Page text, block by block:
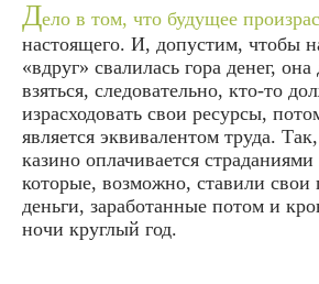
Дело в том, что будущее
настоящего. И, допустим, чтобы
«вдруг» свалилась гора денег,
взяться, следовательно, кто-то
израсходовать свои ресурсы,
является эквивалентом труда.
казино оплачивается
которые, возможно, ставили свои
деньги, заработанные потом и
ночи круглый год.